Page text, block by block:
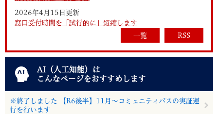
2026年4月15日更新
窓口受付時間を「試行的に」短縮します
一覧
RSS
AI（人工知能）は
こんなページをおすすめします
※終了しました 【R6後半】11月～コミュニティバスの実証運
行を行います